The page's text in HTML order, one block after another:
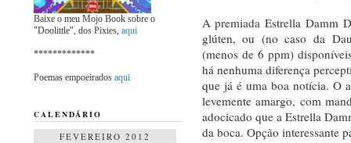
A premiada Estrella Damm
glúten, ou (no caso da
(menos de 6 ppm)
há nenhuma diferença
que já é uma boa notícia. O
levemente amargo, com
adocicado que a Estrella
da boca. Opção interessante
Baixe o meu Mojo Book sobre o
"Doolittle", dos Pixies, aqui
*************
Poemas empoeirados aqui
CALENDÁRIO
FEVEREIRO 2012